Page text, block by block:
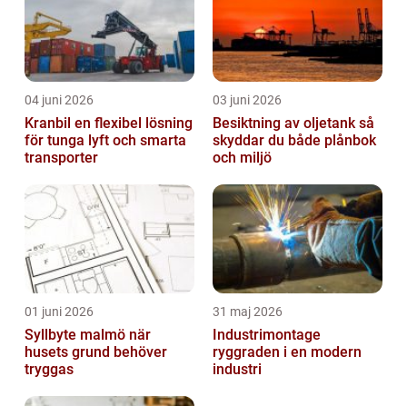
04 juni 2026
Kranbil en flexibel lösning
för tunga lyft och smarta
transporter
03 juni 2026
Besiktning av oljetank så
skyddar du både plånbok
och miljö
01 juni 2026
Syllbyte malmö när
husets grund behöver
tryggas
31 maj 2026
Industrimontage
ryggraden i en modern
industri